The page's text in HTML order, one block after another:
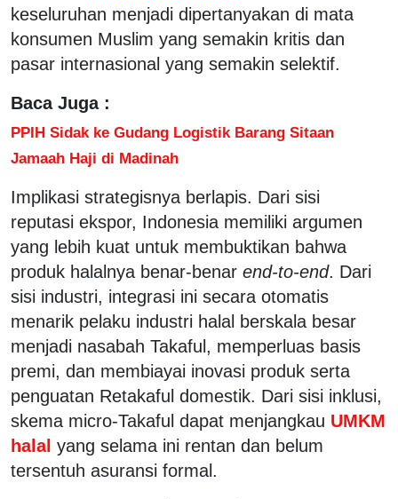
keseluruhan menjadi dipertanyakan di mata
konsumen Muslim yang semakin kritis dan
pasar internasional yang semakin selektif.
Baca Juga :
PPIH Sidak ke Gudang Logistik Barang Sitaan
Jamaah Haji di Madinah
Implikasi strategisnya berlapis. Dari sisi
reputasi ekspor, Indonesia memiliki argumen
yang lebih kuat untuk membuktikan bahwa
produk halalnya benar-benar end-to-end. Dari
sisi industri, integrasi ini secara otomatis
menarik pelaku industri halal berskala besar
menjadi nasabah Takaful, memperluas basis
premi, dan membiayai inovasi produk serta
penguatan Retakaful domestik. Dari sisi inklusi,
skema micro-Takaful dapat menjangkau UMKM
halal yang selama ini rentan dan belum
tersentuh asuransi formal.